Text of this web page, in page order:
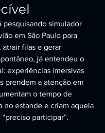
pesquisando simulador
em São Paulo para
atrair filas e gerar
já entendeu o
experiências imersivas
prendem a atenção em
o tempo de
no estande e criam aquela
participar”.